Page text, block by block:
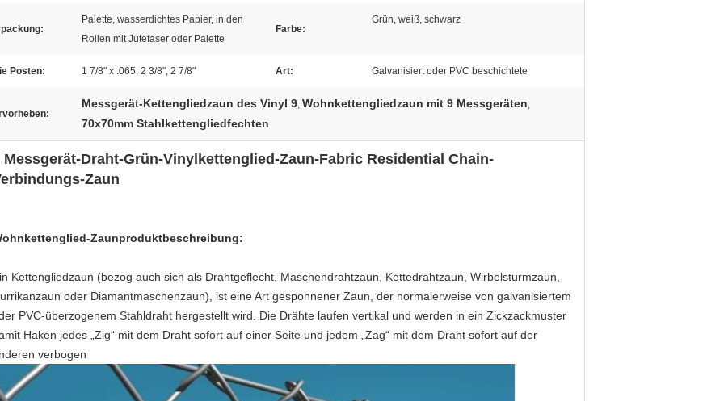
Palette, wasserdichtes Papier, in den
Rollen mit Jutefaser oder Palette
Farbe:
Grün, weiß, schwarz
Posten: 1 7/8" x .065, 2 3/8", 2 7/8" Art: Galvanisiert oder PVC beschichtete
Messgerät-Kettengliedzaun des Vinyl 9, Wohnkettengliedzaun mit 9 Messgeräten,
70x70mm Stahlkettengliedfechten
Messgerät-Draht-Grün-Vinylkettenglied-Zaun-Fabric Residential Chain-
Zaun
Zaunproduktbeschreibung:
Kettengliedzaun (bezog auch sich als Drahtgeflecht, Maschendrahtzaun, Kettedrahtzaun, Wirbelsturmzaun,
oder Diamantmaschenzaun), ist eine Art gesponnener Zaun, der normalerweise von galvanisiertem
PVC-überzogenem Stahldraht hergestellt wird. Die Drähte laufen vertikal und werden in ein Zickzackmuster
Haken jedes „Zig“ mit dem Draht sofort auf einer Seite und jedem „Zag“ mit dem Draht sofort auf der
verbogen